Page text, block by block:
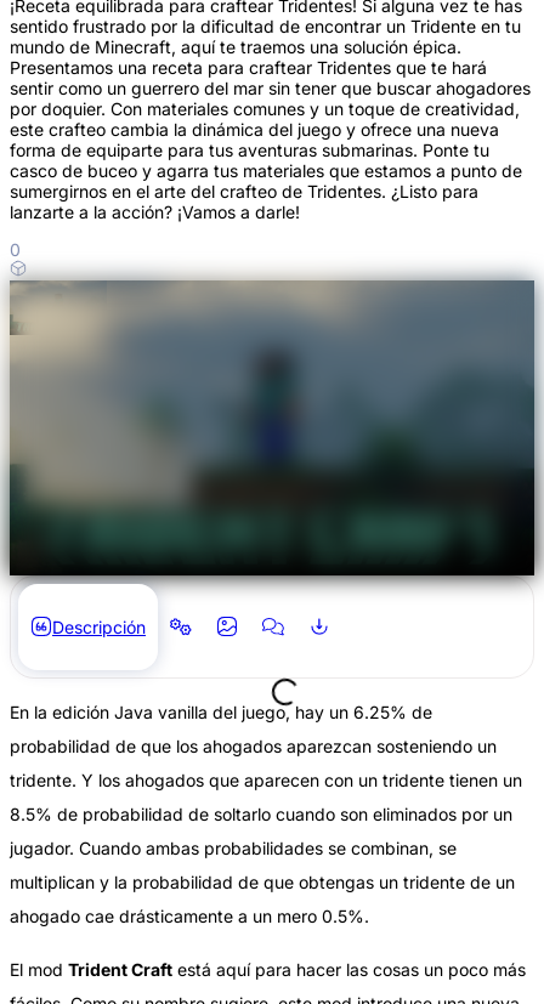
¡Receta equilibrada para craftear Tridentes! Si alguna vez te has
sentido frustrado por la dificultad de encontrar un Tridente en tu
mundo de Minecraft, aquí te traemos una solución épica.
Presentamos una receta para craftear Tridentes que te hará
sentir como un guerrero del mar sin tener que buscar ahogadores
por doquier. Con materiales comunes y un toque de creatividad,
este crafteo cambia la dinámica del juego y ofrece una nueva
forma de equiparte para tus aventuras submarinas. Ponte tu
casco de buceo y agarra tus materiales que estamos a punto de
sumergirnos en el arte del crafteo de Tridentes. ¿Listo para
lanzarte a la acción? ¡Vamos a darle!
0
Descripción
En la edición Java vanilla del juego, hay un 6.25% de
probabilidad de que los ahogados aparezcan sosteniendo un
tridente. Y los ahogados que aparecen con un tridente tienen un
8.5% de probabilidad de soltarlo cuando son eliminados por un
jugador. Cuando ambas probabilidades se combinan, se
multiplican y la probabilidad de que obtengas un tridente de un
ahogado cae drásticamente a un mero 0.5%.
El mod Trident Craft está aquí para hacer las cosas un poco más